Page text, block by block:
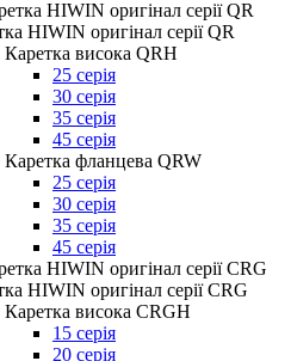
HIWIN оригінал серії QR
Каретка висока QRH
25 серія
30 серія
35 серія
45 серія
Каретка фланцева QRW
25 серія
30 серія
35 серія
45 серія
HIWIN оригінал серії CRG
Каретка висока CRGH
15 серія
20 серія